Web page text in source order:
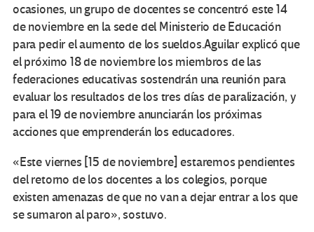
ocasiones, un grupo de docentes se concentró este 14
de noviembre en la sede del Ministerio de Educación
para pedir el aumento de los sueldos.Aguilar explicó que
el próximo 18 de noviembre los miembros de las
federaciones educativas sostendrán una reunión para
evaluar los resultados de los tres días de paralización, y
para el 19 de noviembre anunciarán los próximas
acciones que emprenderán los educadores.
«Este viernes [15 de noviembre] estaremos pendientes
del retorno de los docentes a los colegios, porque
existen amenazas de que no van a dejar entrar a los que
se sumaron al paro», sostuvo.